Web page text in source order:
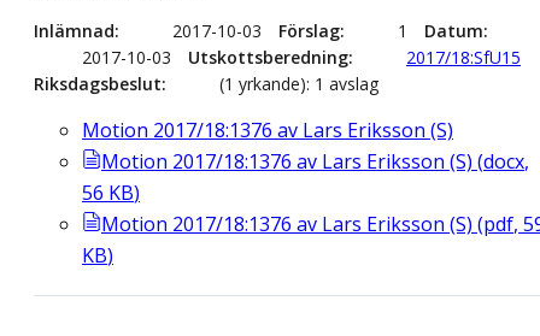
Inlämnad 2017-10-03 Förslag 1
Datum
2017-10-03
Utskottsberedning
2017/18:SfU15
Riksdagsbeslut
(1 yrkande): 1 avslag
Motion 2017/18:1376 av Lars Eriksson (S)
Motion 2017/18:1376 av Lars Eriksson (S) (docx,
56 KB)
Motion 2017/18:1376 av Lars Eriksson (S) (pdf,
KB)